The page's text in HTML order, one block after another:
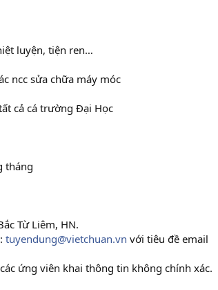
luyện, tiện ren…
ncc sửa chữa máy móc
cả cá trường Đại Học
tháng
Từ Liêm, HN.
tuyendung@vietchuan.vn với tiêu đề email
ứng viên khai thông tin không chính xác.